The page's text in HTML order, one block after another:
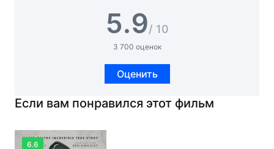
5.9/ 10
3 700 оценок
Оценить
Если вам понравился этот фильм
6.6